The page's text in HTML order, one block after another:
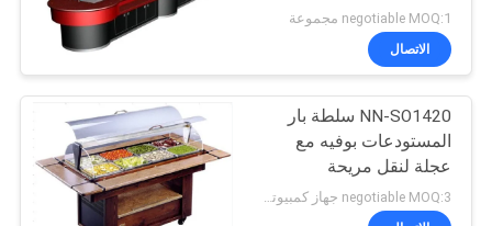
أخبار
حالاتكهربائي الخبز أفران
78
بوفيه عرض الجدول
negotiable MOQ:1 مجموعة
الاتصال
NN-SO1420 سلطة بار
المستودعات بوفيه مع
عجلة لنقل مريحة
negotiable MOQ:3 جهاز كمبيوتر شخصى